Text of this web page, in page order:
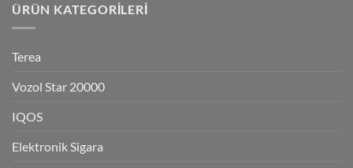
ÜRÜN KATEGORILERI
Terea
Vozol Star 20000
IQOS
Elektronik Sigara